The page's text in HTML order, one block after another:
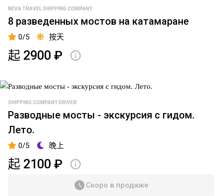
NEVA TRAVEL SHIPPING COMPANY
8 разведенных мостов на катамаране
0/5 按天
起 2900 ₽
SHIPPING COMPANY DRIVER
Разводные мосты - экскурсия с гидом.
Лето.
0/5 晚上
起 2100 ₽
Скоро в продаже
叶
拉
岛
蒙
诺
索
夫
大
得
流
星
飞
向
雷
舍
克
塞
琅
Трансфер
Аудиогид/